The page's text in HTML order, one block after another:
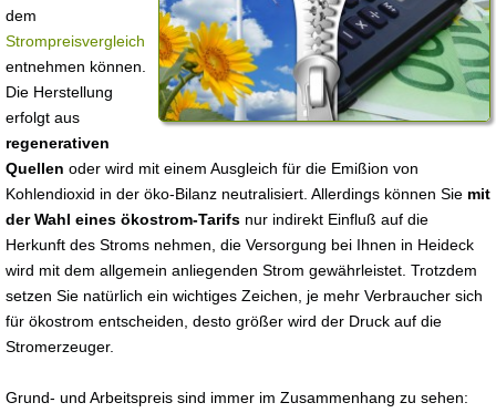
dem
Strompreisvergleich
entnehmen können.
Die Herstellung
erfolgt aus
regenerativen
Quellen oder wird mit einem Ausgleich für die Emißion von
Kohlendioxid in der öko-Bilanz neutralisiert. Allerdings können Sie mit
der Wahl eines ökostrom-Tarifs nur indirekt Einfluß auf die
Herkunft des Stroms nehmen, die Versorgung bei Ihnen in Heideck
wird mit dem allgemein anliegenden Strom gewährleistet. Trotzdem
setzen Sie natürlich ein wichtiges Zeichen, je mehr Verbraucher sich
für ökostrom entscheiden, desto größer wird der Druck auf die
Stromerzeuger.
Grund- und Arbeitspreis sind immer im Zusammenhang zu sehen: